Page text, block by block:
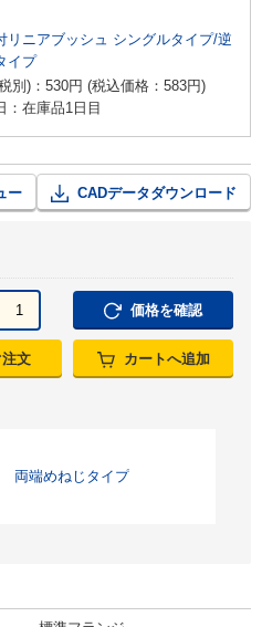
リニアブッシュ シングルタイプ/逆
イプ
別)： 530円 (税込価格： 583円)
：在庫品1日目
ー CADデータダウンロード
価格を確認
文 カートへ追加
両端めねじタイプ